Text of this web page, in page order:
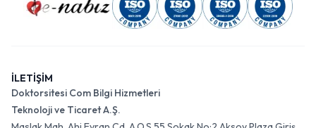
İLETİŞİM
Doktorsitesi Com Bilgi Hizmetleri
Teknoloji ve Ticaret A.Ş.